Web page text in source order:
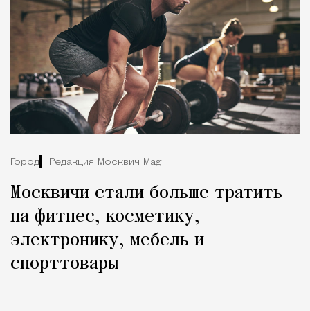
Город Редакция Москвич Mag
Москвичи стали больше тратить
на фитнес, косметику,
электронику, мебель и
спорттовары